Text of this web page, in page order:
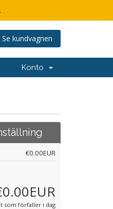
Se kundvagnen
Konto
€0.00EUR
som förfaller i dag